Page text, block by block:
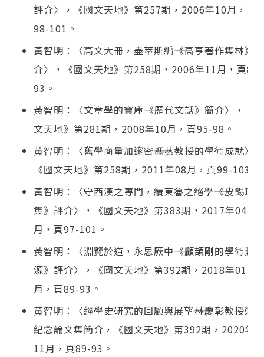
評介〉，《國文天地》第257期，2006年10月，頁
98-101。
黃智明：〈高文大冊，盡萃斯編――《高亨著作集林》評
介〉，《國文天地》第258期，2006年11月，頁89-
93。
黃智明：〈文章學的寶庫――《歷代文話》簡介〉，《國
文天地》第281期，2008年10月，頁95-98。
黃智明：〈舊學商量加邃密――馮蒸教授的學術成就〉，
《國文天地》第258期，2011年08月，頁99-103。
黃智明：〈守西漢之專門，續東魯之絕學――《皮錫瑞全
集》評介〉，《國文天地》第383期，2017年04
月，頁97-101。
黃智明：〈淵覽於道，永思厥中――《顧頡剛的學術淵
源》評介〉，《國文天地》第392期，2018年01
月，頁89-93。
黃智明：〈經學史研究的回顧與展望――林慶彰教授榮退
紀念論文集簡介，《國文天地》第392期，2020年
11月，頁89-93。